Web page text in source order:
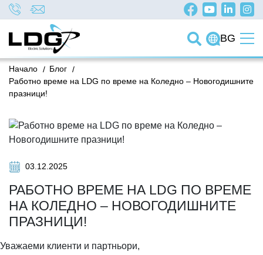
BG
/
Начало /
Блог
Работно време на LDG по време на Коледно – Новогодишните
празници!
03.12.2025
РАБОТНО ВРЕМЕ НА LDG ПО ВРЕМЕ
НА КОЛЕДНО – НОВОГОДИШНИТЕ
ПРАЗНИЦИ!
Уважаеми клиенти и партньори,